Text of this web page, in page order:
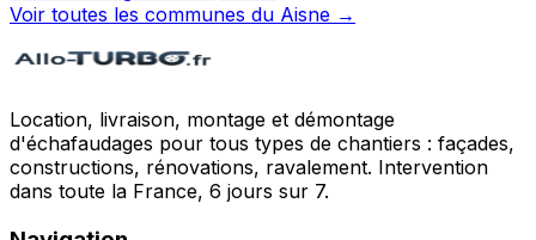
Voir toutes les communes du Aisne →
Location, livraison, montage et démontage
d'échafaudages pour tous types de chantiers : façades,
constructions, rénovations, ravalement. Intervention
dans toute la France, 6 jours sur 7.